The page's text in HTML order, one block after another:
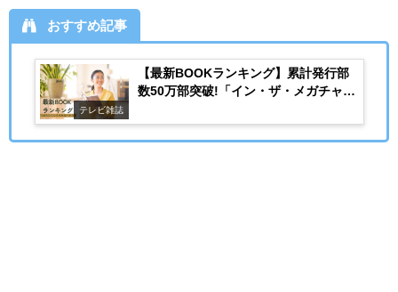
おすすめ記事
テレビ雑誌
【最新BOOKランキング】累計発行部
数50万部突破!「イン・ザ・メガチャー